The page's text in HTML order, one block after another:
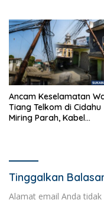
Ancam Keselamatan
Tiang Telkom di Cidahu
Miring Parah, Kabel
Tinggalkan
Alamat email Anda tidak